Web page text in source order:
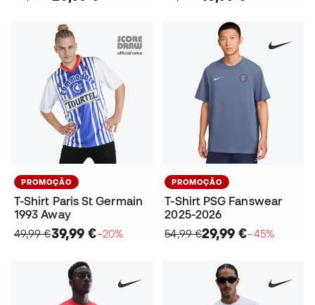
PROMOÇÃO
T-Shirt Paris St Germain
1993 Away
49,99 €39,99 €−20%
PROMOÇÃO
T-Shirt PSG Fanswear
2025-2026
54,99 €29,99 €−45%